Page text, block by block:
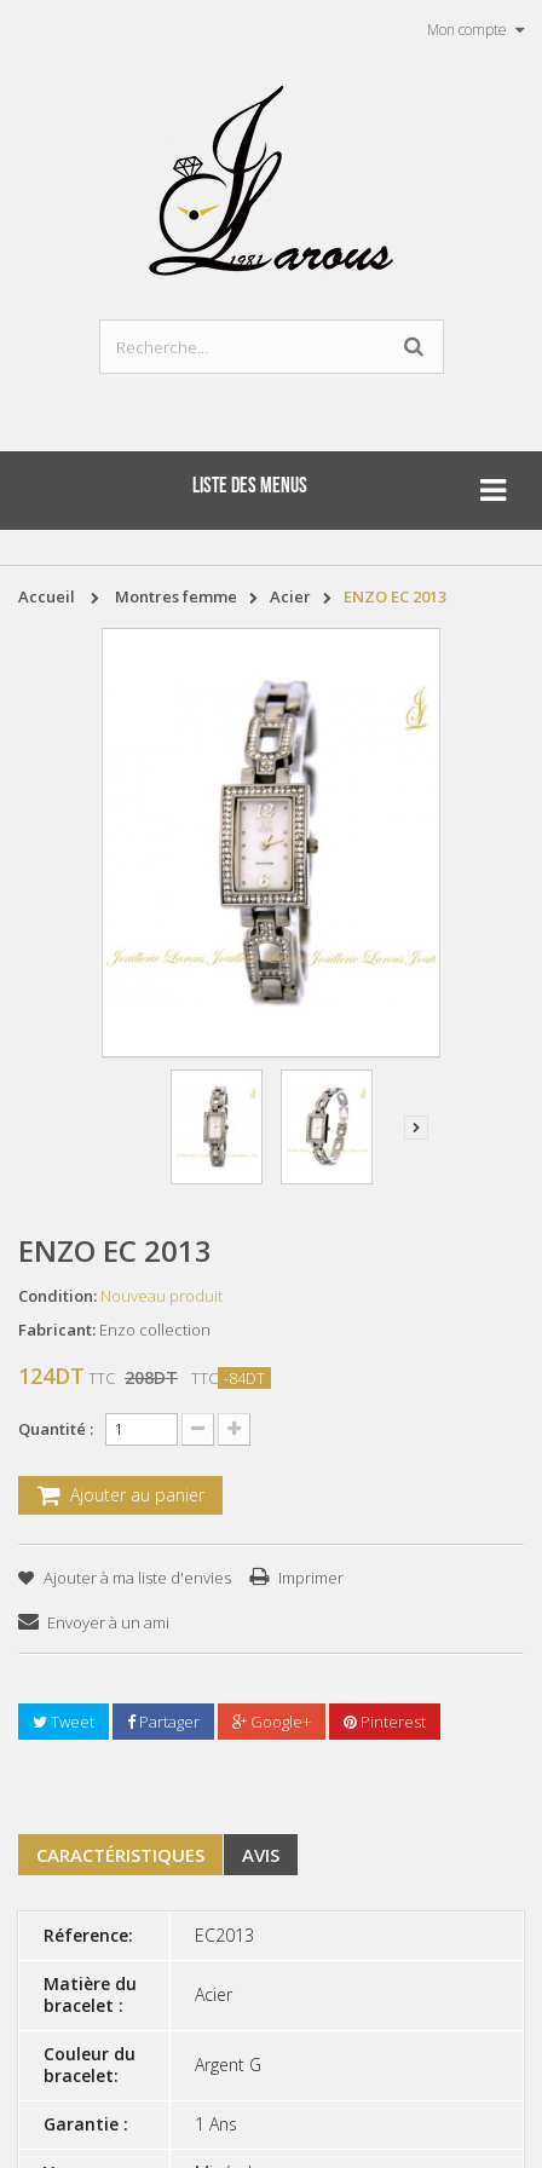
Mon compte
LISTE DES MENUS
accueil montres femme acier ENZO EC 2013
ENZO EC 2013
Condition: Nouveau produit
Fabricant: Enzo collection
124DT TTC 208DT TTC -84DT
Quantité :
Ajouter au panier
Ajouter à ma liste d'envies Imprimer
Envoyer à un ami
Tweet Partager Google+ Pinterest
CARACTÉRISTIQUES AVIS
Réference: EC2013
Matière du
bracelet :
Acier
Couleur du
bracelet:
Argent G
Garantie : 1 Ans